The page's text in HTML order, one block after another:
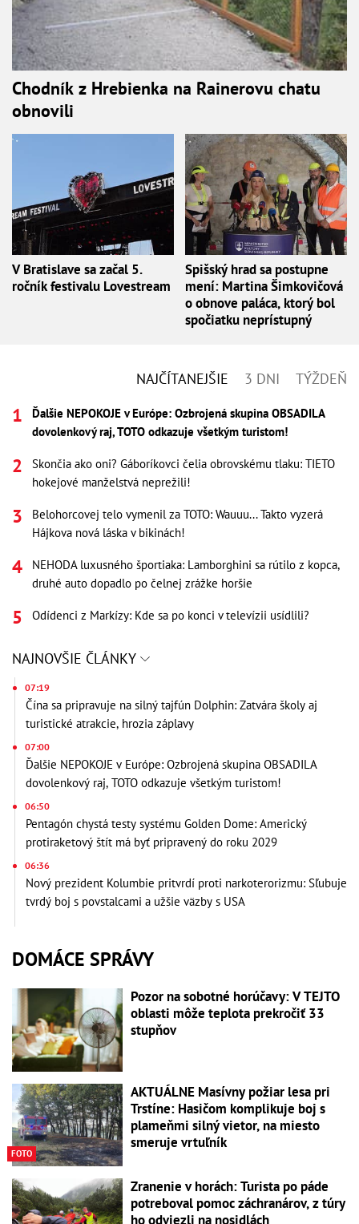
Chodník z Hrebienka na Rainerovu chatu
obnovili
V Bratislave sa začal 5.
ročník festivalu Lovestream
Spišský hrad sa postupne
mení: Martina Šimkovičová
o obnove paláca, ktorý bol
spočiatku neprístupný
NAJČÍTANEJŠIE 3 DNI TÝŽDEŇ
Ďalšie NEPOKOJE v Európe: Ozbrojená skupina OBSADILA
dovolenkový raj, TOTO odkazuje všetkým turistom!
Skončia ako oni? Gáboríkovci čelia obrovskému tlaku: TIETO
hokejové manželstvá neprežili!
Belohorcovej telo vymenil za TOTO: Wauuu... Takto vyzerá
Hájkova nová láska v bikinách!
NEHODA luxusného športiaka: Lamborghini sa rútilo z kopca,
druhé auto dopadlo po čelnej zrážke horšie
Odídenci z Markízy: Kde sa po konci v televízii usídlili?
NAJNOVŠIE ČLÁNKY
07:19
Čína sa pripravuje na silný tajfún Dolphin: Zatvára školy aj
turistické atrakcie, hrozia záplavy
07:00
Ďalšie NEPOKOJE v Európe: Ozbrojená skupina OBSADILA
dovolenkový raj, TOTO odkazuje všetkým turistom!
06:50
Pentagón chystá testy systému Golden Dome: Americký
protiraketový štít má byť pripravený do roku 2029
06:36
Nový prezident Kolumbie pritvrdí proti narkoterorizmu: Sľubuje
tvrdý boj s povstalcami a užšie väzby s USA
DOMÁCE SPRÁVY
Pozor na sobotné horúčavy: V TEJTO
oblasti môže teplota prekročiť 33
stupňov
FOTO
AKTUÁLNE Masívny požiar lesa pri
Trstíne: Hasičom komplikuje boj s
plameňmi silný vietor, na miesto
smeruje vrtuľník
Zranenie v horách: Turista po páde
potreboval pomoc záchranárov, z túry
ho odviezli na nosidlách